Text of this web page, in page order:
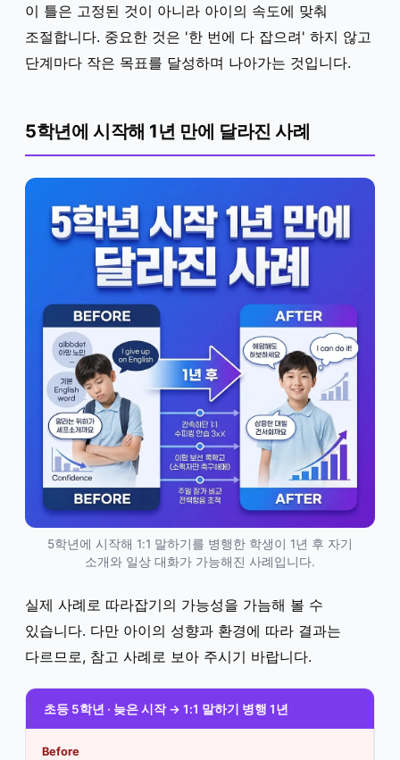
이 틀은 고정된 것이 아니라 아이의 속도에 맞춰
조절합니다. 중요한 것은 '한 번에 다 잡으려' 하지 않고
단계마다 작은 목표를 달성하며 나아가는 것입니다.
5학년에 시작해 1년 만에 달라진 사례
5학년에 시작해 1:1 말하기를 병행한 학생이 1년 후 자기
소개와 일상 대화가 가능해진 사례입니다.
실제 사례로 따라잡기의 가능성을 가늠해 볼 수
있습니다. 다만 아이의 성향과 환경에 따라 결과는
다르므로, 참고 사례로 보아 주시기 바랍니다.
초등 5학년 · 늦은 시작 → 1:1 말하기 병행 1년
Before